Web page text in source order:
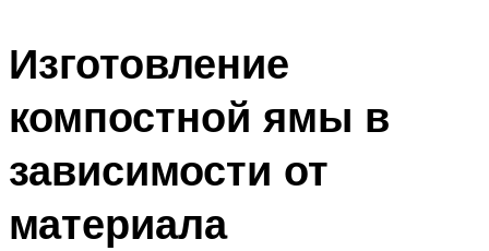
Изготовление
компостной ямы в
зависимости от
материала